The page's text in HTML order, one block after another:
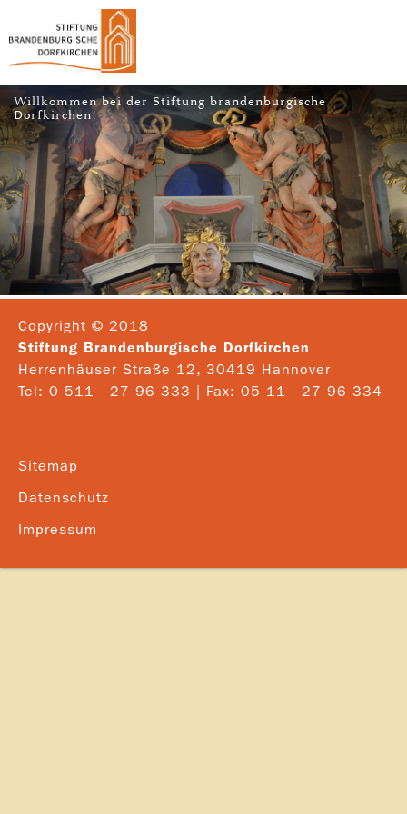
Willkommen bei der Stiftung brandenburgische
Dorfkirchen!
Copyright © 2018
Stiftung Brandenburgische Dorfkirchen
Herrenhäuser Straße 12, 30419 Hannover
Tel: 0 511 - 27 96 333 | Fax: 05 11 - 27 96 334
Sitemap
Datenschutz
Impressum